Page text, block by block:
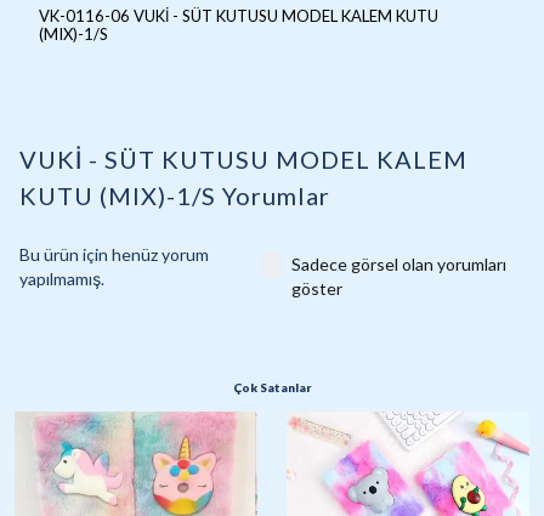
VK-0116-06 VUKİ - SÜT KUTUSU MODEL KALEM KUTU
(MIX)-1/S
VUKİ - SÜT KUTUSU MODEL KALEM
KUTU (MIX)-1/S Yorumlar
Bu ürün için henüz yorum
yapılmamış.
Sadece görsel olan yorumları
göster
Çok Satanlar